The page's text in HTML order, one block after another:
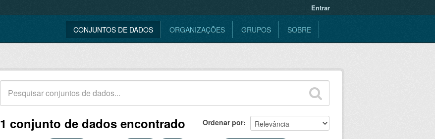
Entrar
CONJUNTOS DE DADOS ORGANIZAÇÕES GRUPOS SOBRE
Ordenar por
1 conjunto de dados encontrado